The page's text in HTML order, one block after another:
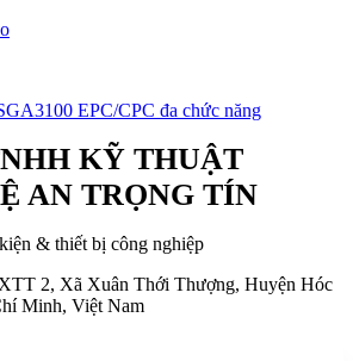
EPC/CPC đa chức năng
KỸ THUẬT
AN TRỌNG TÍN
& thiết bị công nghiệp
2, Xã Xuân Thới Thượng, Huyện Hóc
Minh, Việt Nam